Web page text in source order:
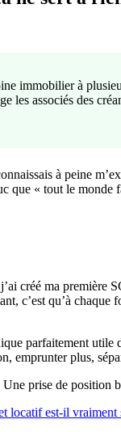
immobilier à
associés des
à peine
« tout le
créé ma première
c’est qu’à
parfaitement
plus,
prise de position